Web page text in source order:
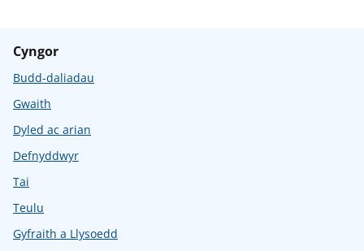
Cyngor
Budd-daliadau
Gwaith
Dyled ac arian
Defnyddwyr
Tai
Teulu
Gyfraith a Llysoedd